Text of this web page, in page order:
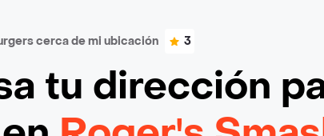
cerca de mi ubicación 3
tu dirección